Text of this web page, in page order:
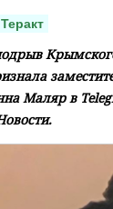
Теракт
Маляр в